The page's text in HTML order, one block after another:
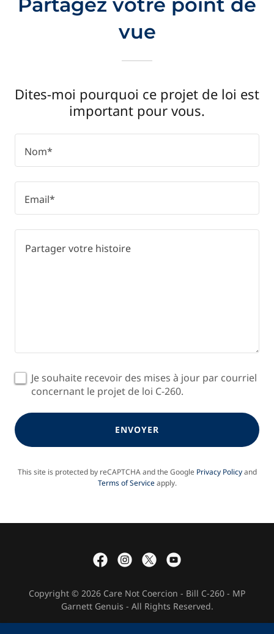
vue
Dites-moi pourquoi ce projet de loi est
important pour vous.
Nom*
Email*
Je souhaite recevoir des mises à jour par courriel
concernant le projet de loi C-260.
ENVOYER
This site is protected by reCAPTCHA and the Google Privacy Policyand
Terms of Serviceapply.
Copyright © 2026 Care Not Coercion - Bill C-260 - MP
Garnett Genuis - All Rights Reserved.